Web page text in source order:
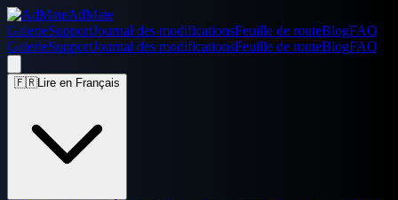
AdMate
GalerieSupportJournal des modificationsFeuille de routeBlogFAQ
GalerieSupportJournal des modificationsFeuille de routeBlogFAQ
🇫🇷Lire en Français